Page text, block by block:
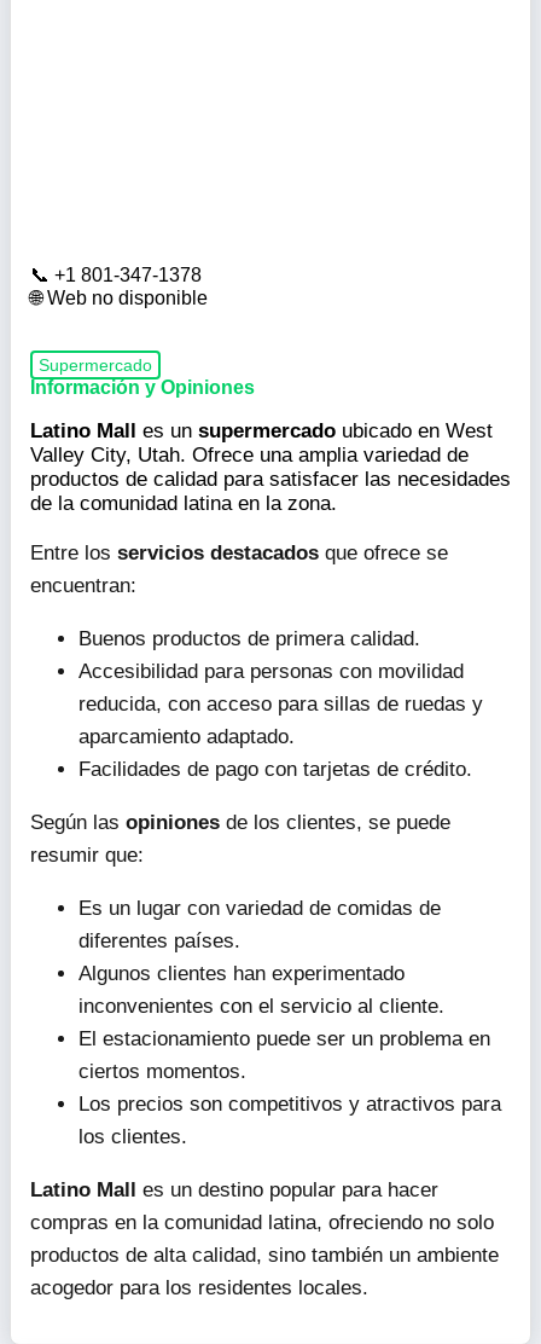
+1 801-347-1378
Web no disponible
Supermercado
Información y Opiniones
Latino Mall es un supermercado ubicado en West
Valley City, Utah. Ofrece una amplia variedad de
productos de calidad para satisfacer las necesidades
de la comunidad latina en la zona.
Entre los servicios destacados que ofrece se
encuentran:
Buenos productos de primera calidad.
Accesibilidad para personas con movilidad
reducida, con acceso para sillas de ruedas y
aparcamiento adaptado.
Facilidades de pago con tarjetas de crédito.
Según las opiniones de los clientes, se puede
resumir que:
Es un lugar con variedad de comidas de
diferentes países.
Algunos clientes han experimentado
inconvenientes con el servicio al cliente.
El estacionamiento puede ser un problema en
ciertos momentos.
Los precios son competitivos y atractivos para
los clientes.
Latino Mall es un destino popular para hacer
compras en la comunidad latina, ofreciendo no solo
productos de alta calidad, sino también un ambiente
acogedor para los residentes locales.